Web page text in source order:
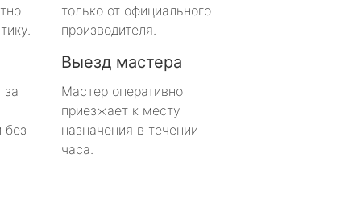
только от официального
производителя.
за
без
Выезд мастера
Мастер оперативно
приезжает к месту
назначения в течении
часа.